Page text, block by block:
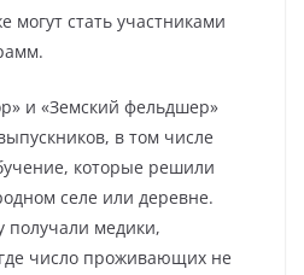
могут стать участниками
и «Земский фельдшер»
в том числе
которые решили
селе или деревне.
получали медики,
число проживающих не